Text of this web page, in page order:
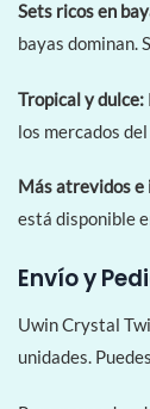
Sets ricos en
bayas dominan.
Tropical y dulce:
los mercados
Más atrevidos e
está disponible
Envío y
Uwin Crystal
unidades.